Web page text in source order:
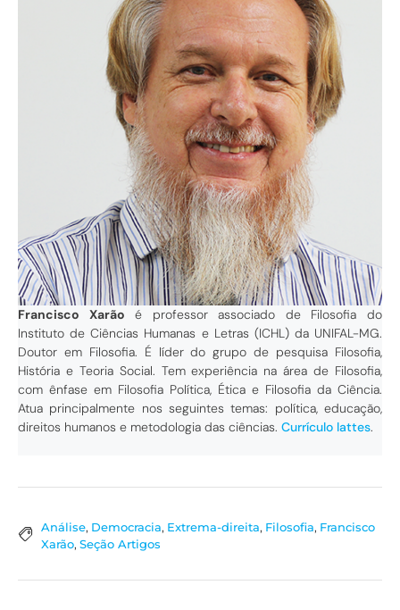
Francisco Xarão é professor associado de Filosofia do
Instituto de Ciências Humanas e Letras (ICHL) da UNIFAL-MG.
Doutor em Filosofia. É líder do grupo de pesquisa Filosofia,
História e Teoria Social. Tem experiência na área de Filosofia,
com ênfase em Filosofia Política, Ética e Filosofia da Ciência.
Atua principalmente nos seguintes temas: política, educação,
direitos humanos e metodologia das ciências. Currículo lattes.
Análise, Democracia, Extrema-direita, Filosofia, Francisco
Xarão, Seção Artigos